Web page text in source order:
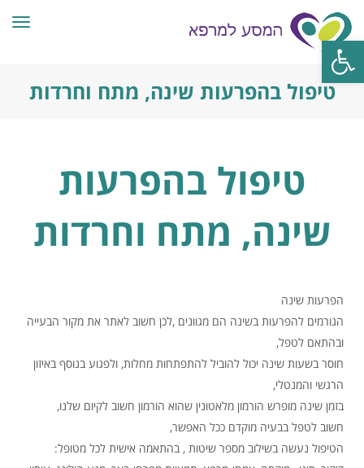
פתח סרגל נגישות
טיפול בהפרעות שינה, מתח וחרדות
טיפול בהפרעות
שינה, מתח וחרדות
הפרעות שינה
הגורמים להפרעות בשינה הם מגוונים ,לכן חשוב לאתר את מקור הבעייה
ובהתאם לטפל,
חוסר בשעות שינה יכול להוביל להתפתחות מחלות, ולפגוע בנוסף באיזון
הרגשי והמנטלי,
בזמן שינה מופרש הורמון מלאטונין שהוא הורמון חשוב לקיום שלנו,
חשוב לטפל בבעיה מוקדם ככל האפשר,
הטיפול נעשה בשילוב מספר שיטות , בהתאמה אישית לכל מטופל: